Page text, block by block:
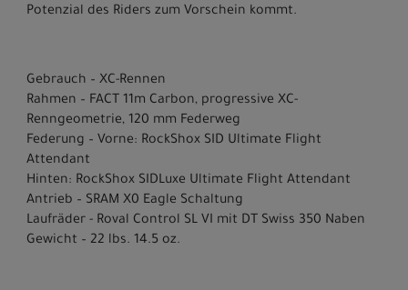
Potenzial des Riders zum Vorschein kommt.
Gebrauch – XC-Rennen
Rahmen – FACT 11m Carbon, progressive XC-
Renngeometrie, 120 mm Federweg
Federung – Vorne: RockShox SID Ultimate Flight
Attendant
Hinten: RockShox SIDLuxe Ultimate Flight Attendant
Antrieb – SRAM X0 Eagle Schaltung
Laufräder - Roval Control SL VI mit DT Swiss 350 Naben
Gewicht – 22 lbs. 14.5 oz.